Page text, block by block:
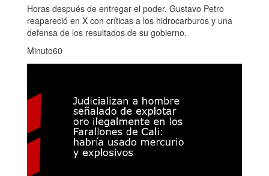
Horas después de entregar el poder, Gustavo Petro
reapareció en X con críticas a los hidrocarburos y una
defensa de los resultados de su gobierno.
Minuto60